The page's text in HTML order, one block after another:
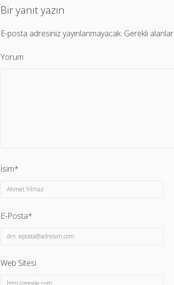
Bir yanıt yazın
E-posta adresiniz yayınlanmayacak. Gerekli alanlar
Yorum
İsim*
E-Posta*
Web Sitesi